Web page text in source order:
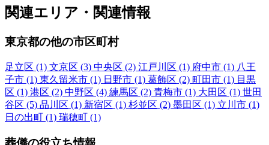
関連エリア・関連情報
東京都の他の市区町村
足立区 (1) 文京区 (3) 中央区 (2) 江戸川区 (1) 府中市 (1) 八王
子市 (1) 東久留米市 (1) 日野市 (1) 葛飾区 (2) 町田市 (1) 目黒
区 (1) 港区 (2) 中野区 (4) 練馬区 (2) 青梅市 (1) 大田区 (1) 世田
谷区 (5) 品川区 (1) 新宿区 (1) 杉並区 (2) 墨田区 (1) 立川市 (1)
日の出町 (1) 瑞穂町 (1)